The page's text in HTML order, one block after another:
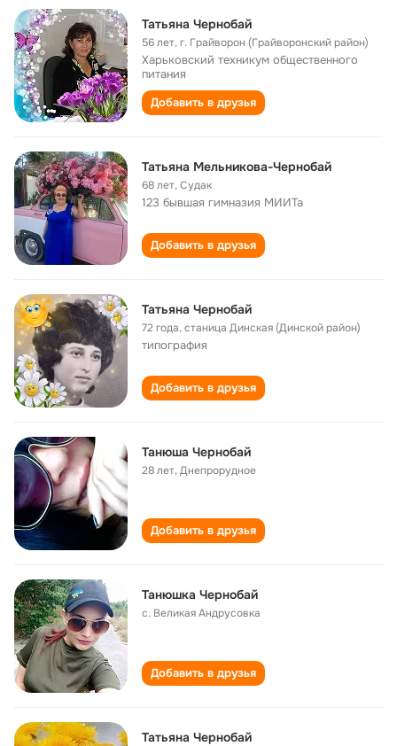
Татьяна Чернобай
56 лет,г. Грайворон (Грайворонский район)
Харьковский техникум общественного
питания
Добавить в друзья
Татьяна Мельникова-Чернобай
68 лет,Судак
123 бывшая гимназия МИИТа
Добавить в друзья
Татьяна Чернобай
72 года,станица Динская (Динской район)
типография
Добавить в друзья
Танюша Чернобай
28 лет,Днепрорудное
Добавить в друзья
Танюшка Чернобай
с. Великая Андрусовка
Добавить в друзья
Татьяна Чернобай